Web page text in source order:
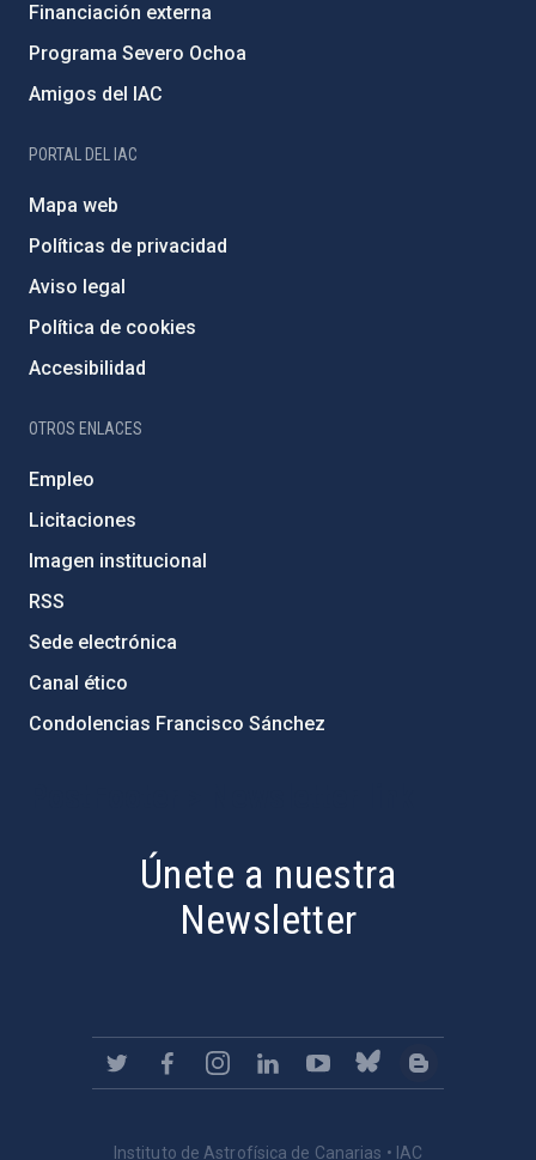
Financiación externa
Programa Severo Ochoa
Amigos del IAC
PORTAL DEL IAC
Mapa web
Políticas de privacidad
Aviso legal
Política de cookies
Accesibilidad
OTROS ENLACES
Empleo
Licitaciones
Imagen institucional
RSS
Sede electrónica
Canal ético
Condolencias Francisco Sánchez
Únete a nuestra
Newsletter
Instituto de Astrofísica de Canarias • IAC